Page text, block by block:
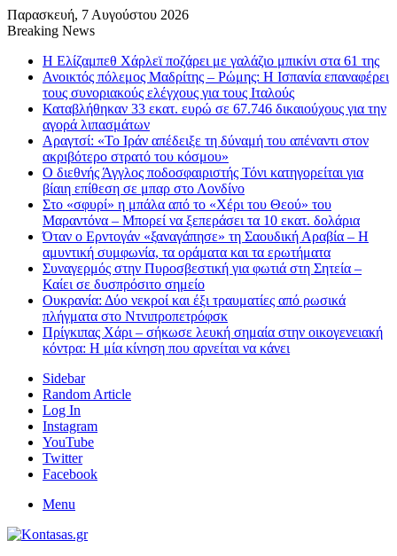
Παρασκευή, 7 Αυγούστου 2026
Breaking News
Η Ελίζαμπεθ Χάρλεϊ ποζάρει με γαλάζιο μπικίνι στα 61 της
Ανοικτός πόλεμος Μαδρίτης – Ρώμης: Η Ισπανία επαναφέρει
τους συνοριακούς ελέγχους για τους Ιταλούς
Καταβλήθηκαν 33 εκατ. ευρώ σε 67.746 δικαιούχους για την
αγορά λιπασμάτων
Αραγτσί: «Το Ιράν απέδειξε τη δύναμή του απέναντι στον
ακριβότερο στρατό του κόσμου»
Ο διεθνής Άγγλος ποδοσφαιριστής Τόνι κατηγορείται για
βίαιη επίθεση σε μπαρ στο Λονδίνο
Στο «σφυρί» η μπάλα από το «Χέρι του Θεού» του
Μαραντόνα – Μπορεί να ξεπεράσει τα 10 εκατ. δολάρια
Όταν ο Ερντογάν «ξαναγάπησε» τη Σαουδική Αραβία – Η
αμυντική συμφωνία, τα οράματα και τα ερωτήματα
Συναγερμός στην Πυροσβεστική για φωτιά στη Σητεία –
Καίει σε δυσπρόσιτο σημείο
Ουκρανία: Δύο νεκροί και έξι τραυματίες από ρωσικά
πλήγματα στο Ντνιπροπετρόφσκ
Πρίγκιπας Χάρι – σήκωσε λευκή σημαία στην οικογενειακή
κόντρα: Η μία κίνηση που αρνείται να κάνει
Sidebar
Random Article
Log In
Instagram
YouTube
Twitter
Facebook
Menu